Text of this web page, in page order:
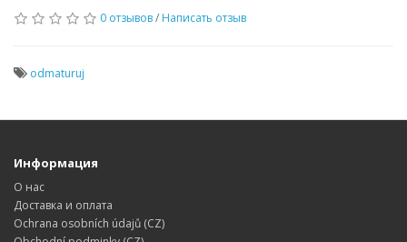
0 отзывов/ Написать отзыв
odmaturuj
Информация
О нас
Доставка и оплата
Ochrana osobních údajů (CZ)